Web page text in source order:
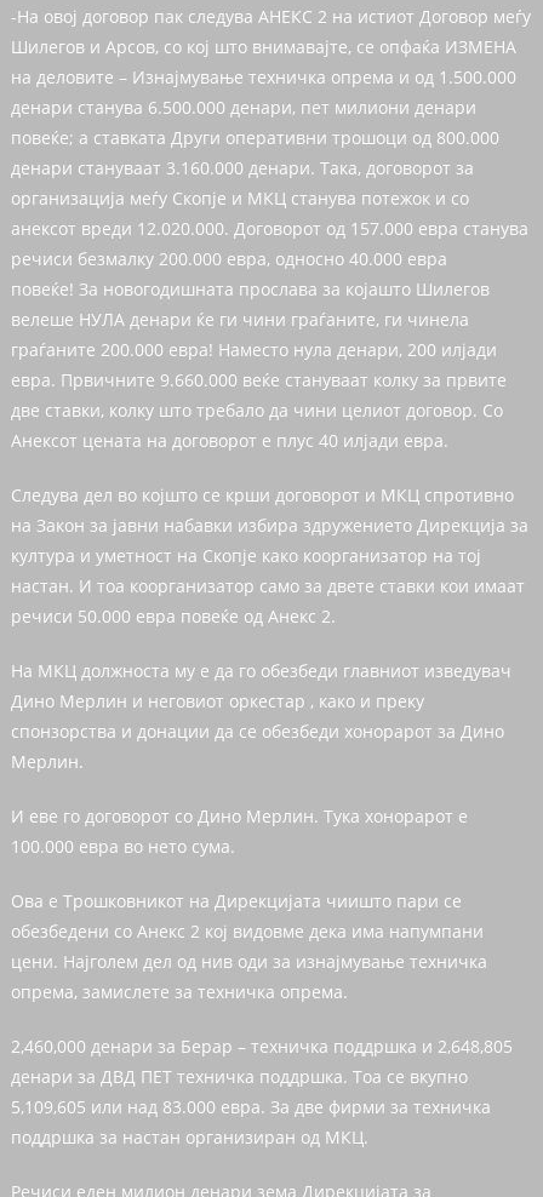
-На овој договор пак следува АНЕКС 2 на истиот Договор меѓу
Шилегов и Арсов, со кој што внимавајте, се опфаќа ИЗМЕНА
на деловите – Изнајмување техничка опрема и од 1.500.000
денари станува 6.500.000 денари, пет милиони денари
повеќе; а ставката Други оперативни трошоци од 800.000
денари стануваат 3.160.000 денари. Така, договорот за
организација меѓу Скопје и МКЦ станува потежок и со
анексот вреди 12.020.000. Договорот од 157.000 евра станува
речиси безмалку 200.000 евра, односно 40.000 евра
повеќе! За новогодишната прослава за којашто Шилегов
велеше НУЛА денари ќе ги чини граѓаните, ги чинела
граѓаните 200.000 евра! Наместо нула денари, 200 илјади
евра. Првичните 9.660.000 веќе стануваат колку за првите
две ставки, колку што требало да чини целиот договор. Со
Анексот цената на договорот е плус 40 илјади евра.
Следува дел во којшто се крши договорот и МКЦ спротивно
на Закон за јавни набавки избира здружението Дирекција за
култура и уметност на Скопје како коорганизатор на тој
настан. И тоа коорганизатор само за двете ставки кои имаат
речиси 50.000 евра повеќе од Анекс 2.
На МКЦ должноста му е да го обезбеди главниот изведувач
Дино Мерлин и неговиот оркестар , како и преку
спонзорства и донации да се обезбеди хонорарот за Дино
Мерлин.
И еве го договорот со Дино Мерлин. Тука хонорарот е
100.000 евра во нето сума.
Ова е Трошковникот на Дирекцијата чиишто пари се
обезбедени со Анекс 2 кој видовме дека има напумпани
цени. Најголем дел од нив оди за изнајмување техничка
опрема, замислете за техничка опрема.
2,460,000 денари за Берар – техничка поддршка и 2,648,805
денари за ДВД ПЕТ техничка поддршка. Тоа се вкупно
5,109,605 или над 83.000 евра. За две фирми за техничка
поддршка за настан организиран од МКЦ.
Речиси еден милион денари зема Дирекцијата за